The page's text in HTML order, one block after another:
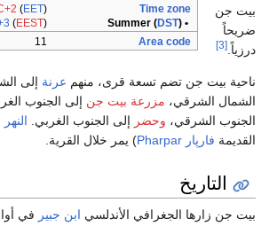
Time zone
(EET)
• Summer (
DST)
(EEST)
Area code
11
بيت جن
ضريحاً
درزياً. [3]
ناحية بيت جن تضم تسعة قرى، منهم عرنة إلى
الشمال الشرقي، مزرعة بيت جن إلى الجنوب
الجنوب الشرقي، وحضر إلى الجنوب الغربي.
القديمة فارپار Pharpar ) يمر خلال القرية.
التاريخ
بيت جن زارها الجغرافي الأندلسي ابن جبير في